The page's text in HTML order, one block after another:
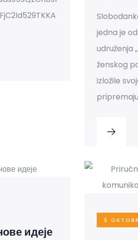
jedna je
udruženja
ženskog
izložile
идеје
5